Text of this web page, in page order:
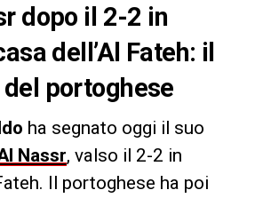
dopo il 2-2 in
dell’Al Fateh: il
portoghese
ha segnato oggi il suo
Nassr, valso il 2-2 in
Il portoghese ha poi